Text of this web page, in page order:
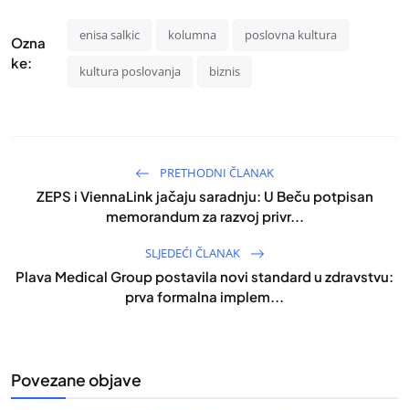
Ozna
ke:
enisa salkic kolumna poslovna kultura
kultura poslovanja biznis
PRETHODNI ČLANAK
ZEPS i ViennaLink jačaju saradnju: U Beču potpisan
memorandum za razvoj privr...
SLJEDEĆI ČLANAK
Plava Medical Group postavila novi standard u zdravstvu:
prva formalna implem...
Povezane objave